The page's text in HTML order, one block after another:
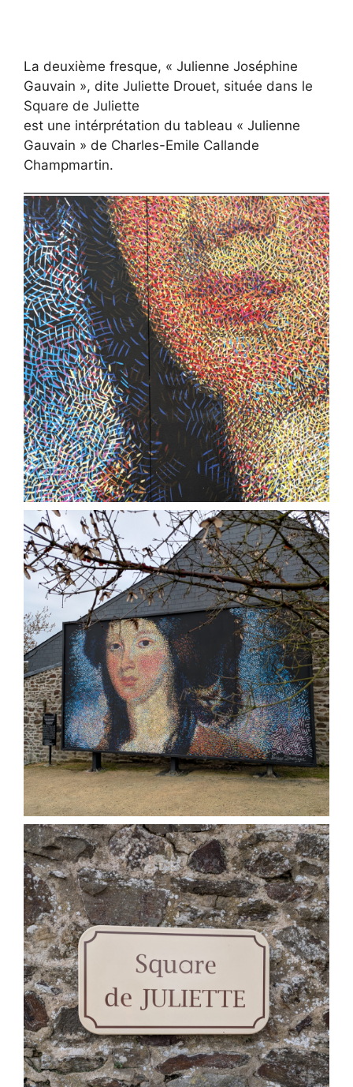
La deuxième fresque, « Julienne Joséphine
Gauvain », dite Juliette Drouet, située dans le
Square de Juliette
est une intérprétation du tableau « Julienne
Gauvain » de Charles-Emile Callande
Champmartin.